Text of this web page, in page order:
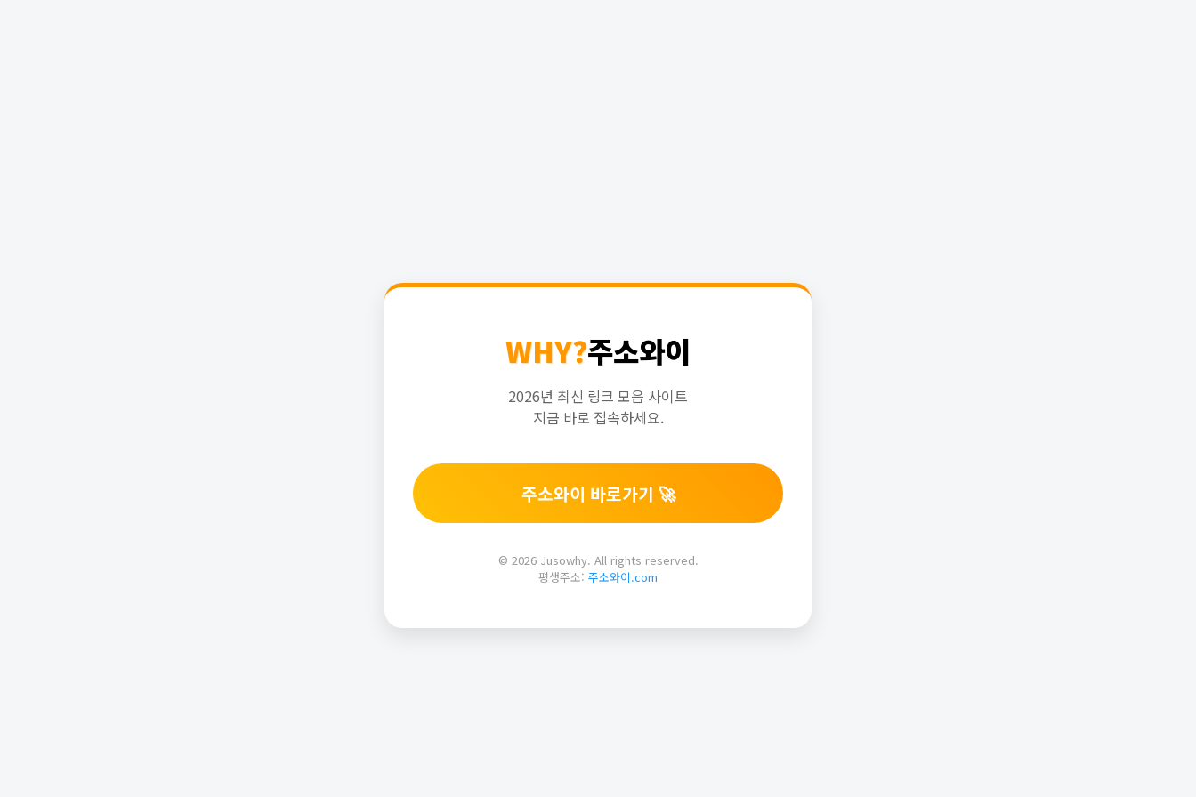
WHY?주소와이
2026년 최신 링크 모음 사이트
지금 바로 접속하세요.
주소와이 바로가기 🚀
© 2026 Jusowhy. All rights reserved.
평생주소: 주소와이.com